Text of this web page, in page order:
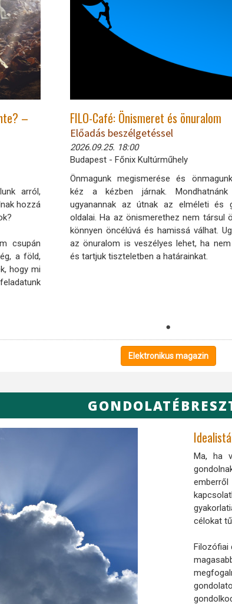
–
arról,
hozzá
csupán
a föld,
hogy mi
FILO-Café: Önismeret és önuralom
Előadás beszélgetéssel
2026.09.25. 18:00
Budapest - Főnix Kultúrműhely
Önmagunk megismerése és
kéz a kézben járnak.
ugyanannak az útnak az elméleti és
oldalai. Ha az önismerethez nem társul
könnyen öncélúvá és hamissá válhat.
az önuralom is veszélyes lehet, ha
és tartjuk tiszteletben a határainkat.
Elektronikus magazin
Ma, ha
célokat
Filozófiai